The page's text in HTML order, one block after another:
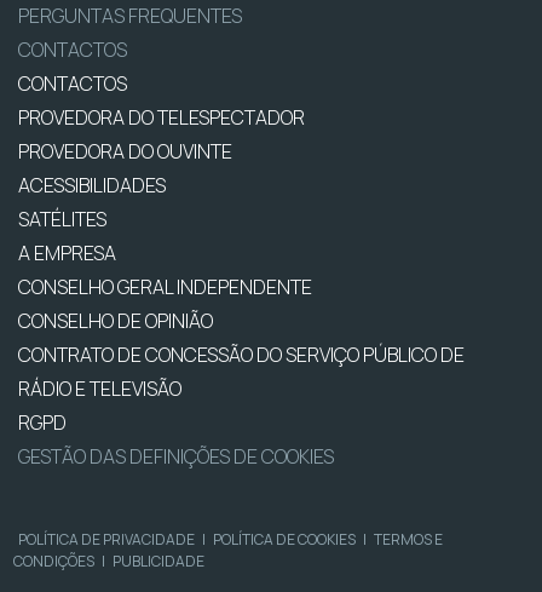
PERGUNTAS FREQUENTES
CONTACTOS
CONTACTOS
PROVEDORA DO TELESPECTADOR
PROVEDORA DO OUVINTE
ACESSIBILIDADES
SATÉLITES
A EMPRESA
CONSELHO GERAL INDEPENDENTE
CONSELHO DE OPINIÃO
CONTRATO DE CONCESSÃO DO SERVIÇO PÚBLICO DE
RÁDIO E TELEVISÃO
RGPD
GESTÃO DAS DEFINIÇÕES DE COOKIES
POLÍTICA DE PRIVACIDADE | POLÍTICA DE COOKIES | TERMOS E
CONDIÇÕES | PUBLICIDADE